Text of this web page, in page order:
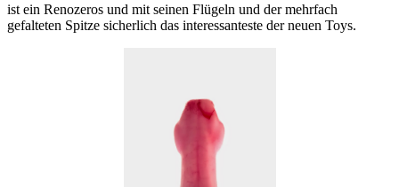
ist ein Renozeros und mit seinen Flügeln und der mehrfach
gefalteten Spitze sicherlich das interessanteste der neuen Toys.